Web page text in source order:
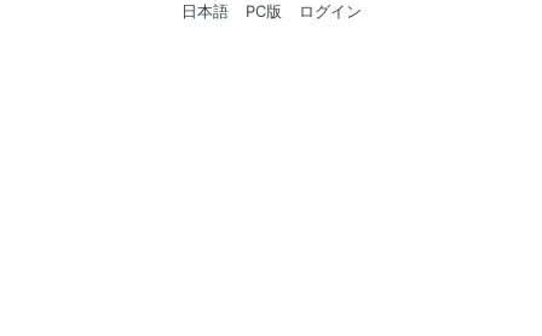
日本語 PC版 ログイン